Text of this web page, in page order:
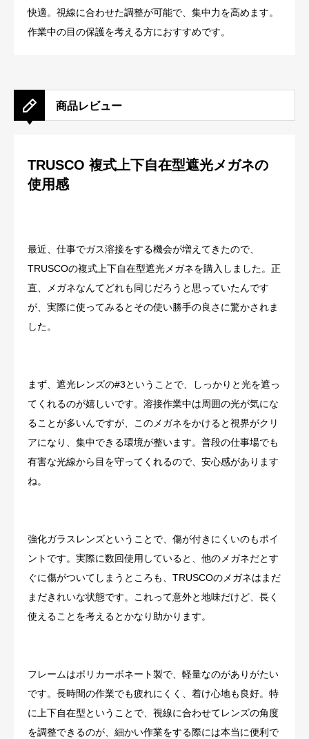
快適。視線に合わせた調整が可能で、集中力を高めます。
作業中の目の保護を考える方におすすめです。
商品レビュー
TRUSCO 複式上下自在型遮光メガネの
使用感
最近、仕事でガス溶接をする機会が増えてきたので、
TRUSCOの複式上下自在型遮光メガネを購入しました。正
直、メガネなんてどれも同じだろうと思っていたんです
が、実際に使ってみるとその使い勝手の良さに驚かされま
した。
まず、遮光レンズの#3ということで、しっかりと光を遮っ
てくれるのが嬉しいです。溶接作業中は周囲の光が気にな
ることが多いんですが、このメガネをかけると視界がクリ
アになり、集中できる環境が整います。普段の仕事場でも
有害な光線から目を守ってくれるので、安心感があります
ね。
強化ガラスレンズということで、傷が付きにくいのもポイ
ントです。実際に数回使用していると、他のメガネだとす
ぐに傷がついてしまうところも、TRUSCOのメガネはまだ
まだきれいな状態です。これって意外と地味だけど、長く
使えることを考えるとかなり助かります。
フレームはポリカーボネート製で、軽量なのがありがたい
です。長時間の作業でも疲れにくく、着け心地も良好。特
に上下自在型ということで、視線に合わせてレンズの角度
を調整できるのが、細かい作業をする際には本当に便利で